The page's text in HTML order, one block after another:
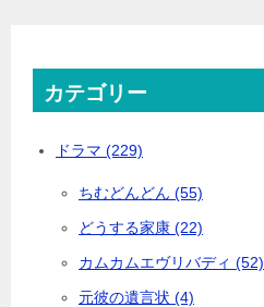
カテゴリー
ドラマ (229)
ちむどんどん (55)
どうする家康 (22)
カムカムエヴリバディ (52)
元彼の遺言状 (4)